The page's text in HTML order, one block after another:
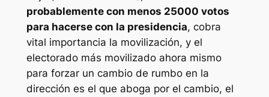
probablemente con menos 25000 votos
para hacerse con la presidencia, cobra
vital importancia la movilización, y el
electorado más movilizado ahora mismo
para forzar un cambio de rumbo en la
dirección es el que aboga por el cambio, el